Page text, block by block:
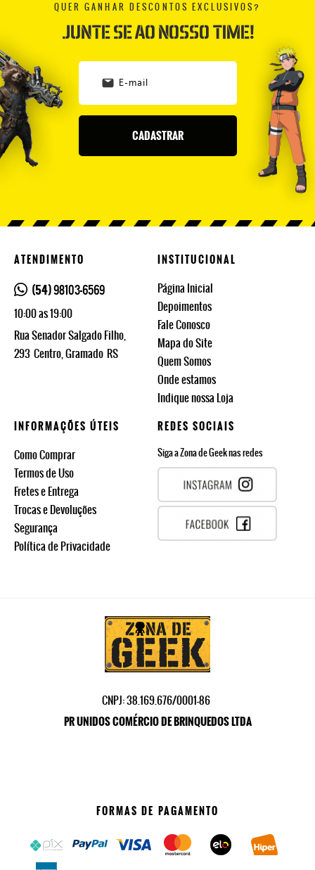
QUER GANHAR DESCONTOS EXCLUSIVOS?
JUNTE SE AO NOSSO TIME!
CADASTRAR
ATENDIMENTO
(54)98103-6569
10:00 as 19:00
Rua Senador Salgado Filho,
293 Centro, Gramado RS
INSTITUCIONAL
Página Inicial
Depoimentos
Fale Conosco
Mapa do Site
Quem Somos
Onde estamos
Indique nossa Loja
INFORMAÇÕES ÚTEIS
Como Comprar
Termos de Uso
Fretes e Entrega
Trocas e Devoluções
Segurança
Política de Privacidade
REDES SOCIAIS
Siga a Zona de Geek nas redes
CNPJ: 38.169.676/0001-86
PR UNIDOS COMÉRCIO DE BRINQUEDOS LTDA
FORMAS DE PAGAMENTO